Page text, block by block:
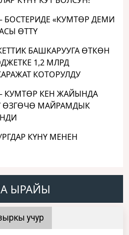
БОСТЕРИДЕ «КУМТӨР ДЕМИ
ӨТТҮ
БАШКАРУУГА ӨТКӨН
1,2 МЛРД
КОТОРУЛДУ
КУМТӨР КЕН ЖАЙЫНДА
ӨЗГӨЧӨ МАЙРАМДЫК
КҮНҮ МЕНЕН
ЫРАЙЫ
учур